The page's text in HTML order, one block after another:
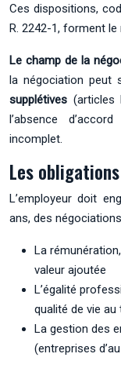
Ces dispositions,
R. 2242-1, forment le
Le champ de la
la négociation peut
supplétives (articles
l’absence
incomplet.
Les
L’employeur doit
ans, des
La
valeur ajoutée
L’égalité
qualité de vie au
La gestion des
(entreprises